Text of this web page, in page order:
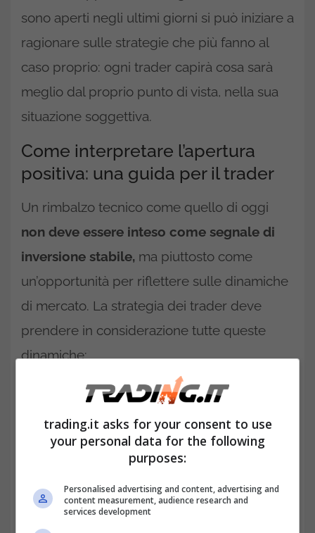
sono aperti negli ultimi giorni si può iniziare a
ragionare sulle strategie che più fanno al
caso proprio: ogni trader capirà cosa sarà
meglio dal proprio punto di vista, nella sua
situazione soggettiva.
Come interpretare l’apertura
positiva: una guida per il trader
Un rimbalzo tecnico come quello di oggi
non deve essere inteso come segnale di
inversione stabile, ma piuttosto come
un’opportunità per riflettere sulle dinamiche
di mercato. La strategia dei trader deve
prendere in considerazione tutte queste
dinamiche:
trading.it asks for your consent to use
your personal data for the following
purposes:
Personalised advertising and content, advertising and
content measurement, audience research and
services development